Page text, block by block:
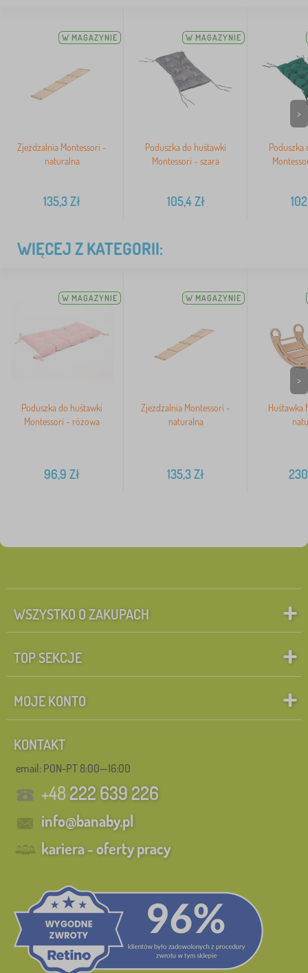
W MAGAZYNIE
Zjeżdżalnia Montessori -
naturalna
135,3Zł
W MAGAZYNIE
Poduszka do huśtawki
Montessori - szara
105,4Zł
Poduszka
>
WIĘCEJ Z KATEGORII:
W MAGAZYNIE
Poduszka do huśtawki
Montessori - różowa
96,9 Zł
W MAGAZYNIE
Zjeżdżalnia Montessori -
naturalna
135,3Zł
Huśtawka
>
WSZYSTKO O ZAKUPACH
TOP SEKCJE
MOJE KONTO
KONTAKT
email: PON-PT 8:00—16:00
+48222 639 226
info@banaby.pl
kariera - oferty pracy